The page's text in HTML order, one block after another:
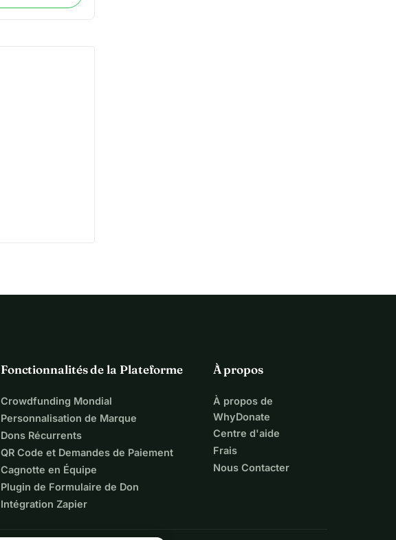
Fonctionnalités de la Plateforme
Crowdfunding Mondial
Personnalisation de Marque
Dons Récurrents
QR Code et Demandes de Paiement
Cagnotte en Équipe
Plugin de Formulaire de Don
Intégration Zapier
À propos
À propos de
WhyDonate
Centre d'aide
Frais
Nous Contacter